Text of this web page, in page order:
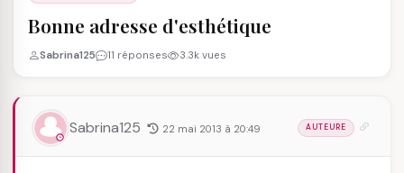
Bonne adresse d'esthétique
Sabrina125 11 réponses 3.3k vues
Sabrina125 22 mai 2013 à 20:49 AUTEURE